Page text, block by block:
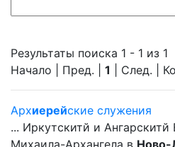
Результаты поиска 1 - 1 из 1
Начало | Пред. | 1 | След. |
Архиерейские служения
... Иркутскитй и
Михаила-Архангела в Ново-